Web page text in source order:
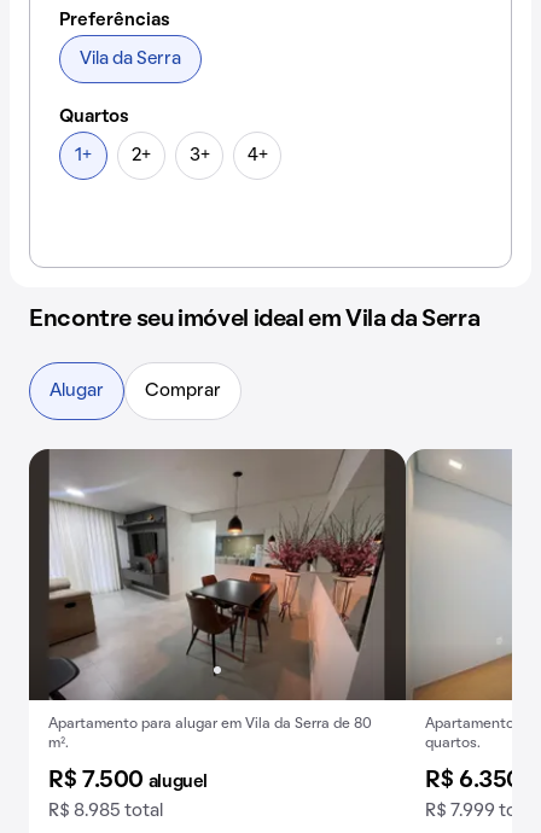
Preferências
Vila da Serra
Quartos
1+ 2+ 3+ 4+
Encontre seu imóvel ideal em Vila da Serra
Apartamento para alugar em Vila da Serra de 80
m².
R$ 7.500 aluguel
R$ 8.985 total
Apartamento
quartos.
R$ 6.350
R$ 7.999 total
Alugar Comprar